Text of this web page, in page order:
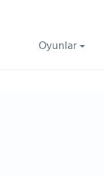
Oyunlar